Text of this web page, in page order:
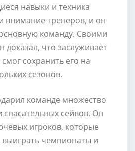
навыки и техника
внимание тренеров, и он
команду. Своими
доказал, что заслуживает
сохранить его на
сезонов.
команде множество
сейвов. Он
игроков, которые
чемпионаты и